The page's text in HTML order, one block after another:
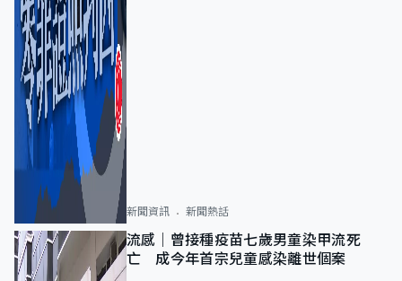
新聞資訊 新聞熱話
流感｜曾接種疫苗七歲男童染甲流死
亡 成今年首宗兒童感染離世個案